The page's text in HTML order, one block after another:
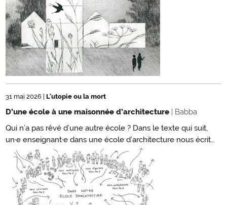
31 mai 2026 L'utopie ou la mort
D’une école à une maisonnée d’architecture | Babba
Qui n’a pas rêvé d’une autre école ? Dans le texte qui suit,
un·e enseignant·e dans une école d’architecture nous écrit…